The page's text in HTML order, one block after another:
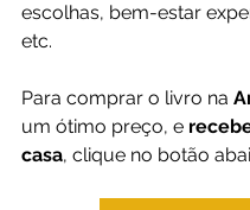
escolhas, bem-estar
etc.
Para comprar o livro na
um ótimo preço, e
casa, clique no botão